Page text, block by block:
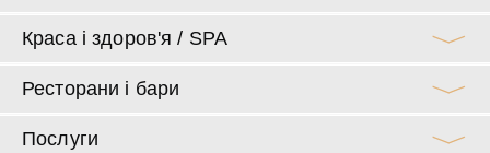
Краса і здоров'я / SPA
Ресторани і бари
Послуги